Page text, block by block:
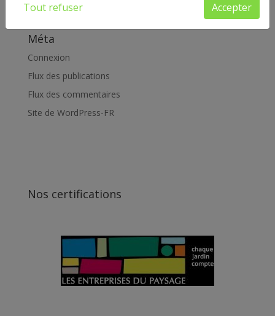
Réalisations
Méta
Connexion
Flux des publications
Flux des commentaires
Site de WordPress-FR
Nos certifications
Tout refuser Accepter